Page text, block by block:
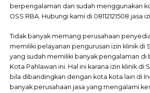
berpengalaman dan sudah menggunakan
OSS RBA. Hubungi kami di 08112121508 jasa
Tidak banyak memang perusahaan
memiliki pelayanan pengurusan izin klinik di
yang sudah memiliki banyak pengalaman di
Kota Pahlawan ini. Hal ini karana izin klinik di
bila dibandingkan dengan kota kota lain di
banyak perusahaan jasa yang mengalami